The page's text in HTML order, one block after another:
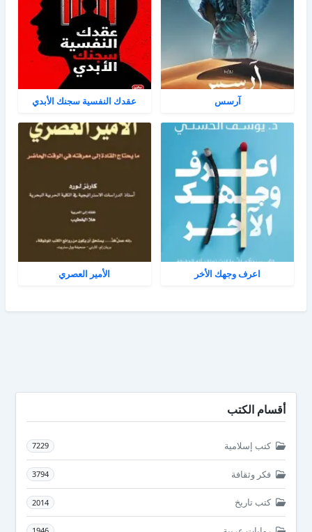
آرسس عقدك النفسية سجنك الأبدي
اعرف وجهك الأخر الأمير العصري
أقسام الكتب
كتب إسلامية 7229
فكر وثقافة 3794
كتب تاريخ 2014